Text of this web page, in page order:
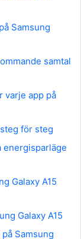
Samsung
samtal
varje app på
för steg
energisparläge
Galaxy A15
Galaxy A15
Samsung